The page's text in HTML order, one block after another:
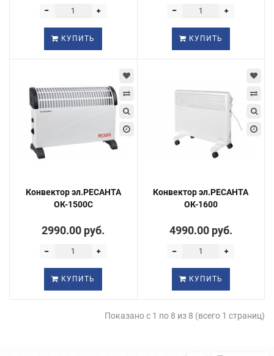
КУПИТЬ КУПИТЬ
Конвектор эл.РЕСАНТА
ОК-1500С
2990.00 руб.
КУПИТЬ
Конвектор эл.РЕСАНТА
ОК-1600
4990.00 руб.
КУПИТЬ
Показано с 1 по 8 из 8 (всего 1 страниц)